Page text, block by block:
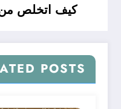
كيف اتخلص من
POSTS